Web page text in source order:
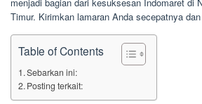
Timur. Kirimkan lamaran Anda secepatnya
Table of Contents
Sebarkan ini:
Posting terkait: